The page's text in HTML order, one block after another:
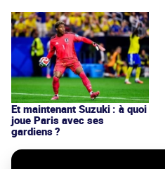
Et maintenant Suzuki : à quoi
joue Paris avec ses
gardiens ?